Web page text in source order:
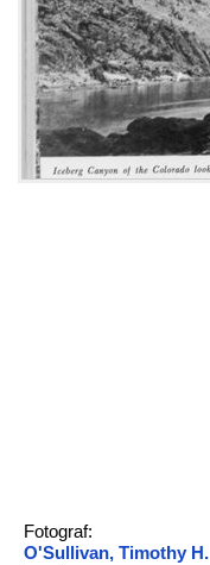
Fotograf:
O'Sullivan, Timothy H.